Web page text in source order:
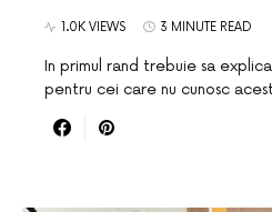
1.0K VIEWS 3 MINUTE READ
In primul rand trebuie sa
pentru cei care nu cunosc